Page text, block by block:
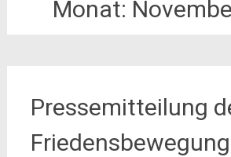
Monat:
Pressemitteilung